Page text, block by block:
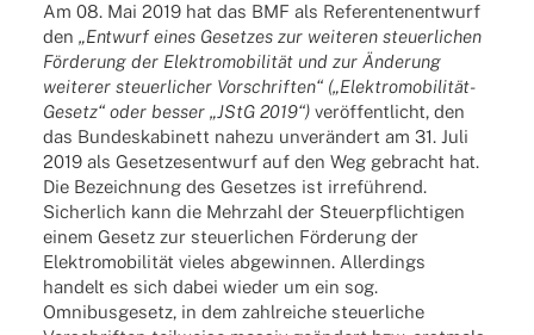
Am 08. Mai 2019 hat das BMF als Referentenentwurf
den „Entwurf eines Gesetzes zur weiteren steuerlichen
Förderung der Elektromobilität und zur Änderung
weiterer steuerlicher Vorschriften“ („Elektromobilität-
Gesetz“ oder besser „JStG 2019“)veröffentlicht, den
das Bundeskabinett nahezu unverändert am 31. Juli
2019 als Gesetzesentwurf auf den Weg gebracht hat.
Die Bezeichnung des Gesetzes ist irreführend.
Sicherlich kann die Mehrzahl der Steuerpflichtigen
einem Gesetz zur steuerlichen Förderung der
Elektromobilität vieles abgewinnen. Allerdings
handelt es sich dabei wieder um ein sog.
Omnibusgesetz, in dem zahlreiche steuerliche